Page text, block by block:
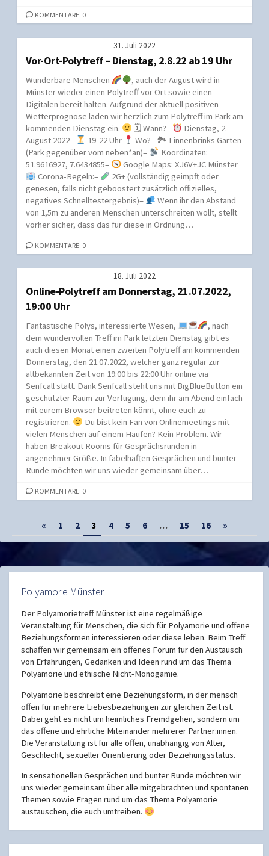
KOMMENTARE: 0
31. Juli 2022
Vor-Ort-Polytreff – Dienstag, 2.8.22 ab 19 Uhr
Wunderbare Menschen
, auch der August wird in
Münster wieder einen Polytreff vor Ort sowie einen
Digitalen bereit halten. Aufgrund der aktuell positiven
Wetterprognose laden wir herzlich zum Polytreff im Park am
kommenden Dienstag ein.
🗓 Wann?–
Dienstag, 2.
August 2022–
19-22 Uhr
Wo?– 🏞 Linnenbrinks Garten
(Park gegenüber vom neben*an)–
Koordinaten:
51.9616927, 7.6434855–
Google Maps: XJ6V+JC Münster
Corona-Regeln:–
2G+ (vollständig geimpft oder
genesen, falls nicht geboostert zusätzlich offizielles,
negatives Schnelltestergebnis)–
Wenn ihr den Abstand
von 1,5m zu anderen Menschen unterschreiten wollt, stellt
vorher sicher, dass das für diese in Ordnung…
KOMMENTARE: 0
18. Juli 2022
Online-Polytreff am Donnerstag, 21.07.2022,
19:00 Uhr
Fantastische Polys, interessierte Wesen,
, nach
dem wundervollen Treff im Park letzten Dienstag gibt es
auch diesen Monat einen zweiten Polytreff am kommenden
Donnerstag, den 21.07.2022, welcher ganz regulär zur
altbekannten Zeit von 19:00 bis 22:00 Uhr online via
Senfcall statt. Dank Senfcall steht uns mit BigBlueButton ein
geschützter Raum zur Verfügung, dem ihr am Abend einfach
mit eurem Browser beitreten könnt, ohne euch zu
registrieren.
Du bist kein Fan von Onlinemeetings mit
vielen Menschen auf einem Haufen? Kein Problem. Wir
haben Breakout Rooms für Gesprächsrunden in
angenehmer Größe. In fabelhaften Gesprächen und bunter
Runde möchten wir uns wieder gemeinsam über…
KOMMENTARE: 0
Seitennummerierung
der
« 1 2 3 4 5 6 … 15 16 »
Polyamorie Münster
Der Polyamorietreff Münster ist eine regelmäßige
Veranstaltung für Menschen, die sich für Polyamorie und offene
Beziehungsformen interessieren oder diese leben. Beim Treff
schaffen wir gemeinsam ein offenes Forum für den Austausch
von Erfahrungen, Gedanken und Ideen rund um das Thema
Polyamorie und ethische Nicht-Monogamie.
Polyamorie beschreibt eine Beziehungsform, in der mensch
offen für mehrere Liebesbeziehungen zur gleichen Zeit ist.
Dabei geht es nicht um heimliches Fremdgehen, sondern um
das offene und ehrliche Miteinander mehrerer Partner:innen.
Die Veranstaltung ist für alle offen, unabhängig von Alter,
Geschlecht, sexueller Orientierung oder Beziehungsstatus.
In sensationellen Gesprächen und bunter Runde möchten wir
uns wieder gemeinsam über alle mitgebrachten und spontanen
Themen sowie Fragen rund um das Thema Polyamorie
austauschen, die euch umtreiben.